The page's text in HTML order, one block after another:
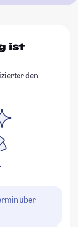
ist
den
über